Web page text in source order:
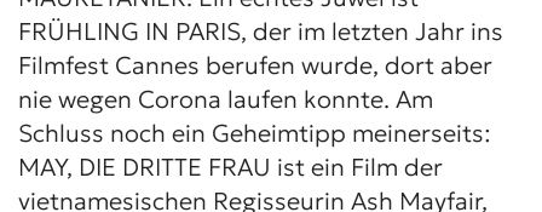
FRÜHLING IN PARIS, der im letzten Jahr ins
Filmfest Cannes berufen wurde, dort aber
nie wegen Corona laufen konnte. Am
Schluss noch ein Geheimtipp meinerseits:
MAY, DIE DRITTE FRAU ist ein Film der
vietnamesischen Regisseurin Ash Mayfair,